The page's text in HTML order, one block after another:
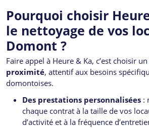
Pourquoi choisir
le nettoyage de vos
Domont ?
Faire appel à Heure & Ka, c’est choisir un
proximité, attentif aux besoins
domontoises.
Des prestations personnalisées :
chaque contrat à la taille de vos
d’activité et à la fréquence